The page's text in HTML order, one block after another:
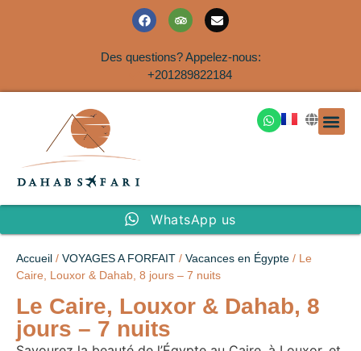
Des questions? Appelez-nous:
+201289822184
WhatsApp us
Accueil / VOYAGES A FORFAIT / Vacances en Égypte / Le
Caire, Louxor & Dahab, 8 jours – 7 nuits
Le Caire, Louxor & Dahab, 8
jours – 7 nuits